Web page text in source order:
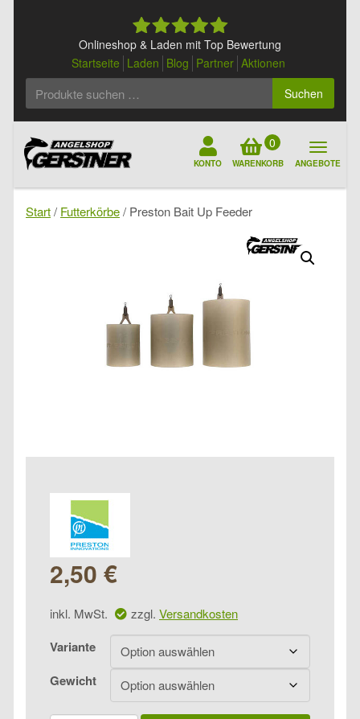
Onlineshop & Laden mit Top Bewertung
Startseite Laden Blog Partner Aktionen
Suchen
KONTO
0
WARENKORB ANGEBOTE
Start/ Futterkörbe/ Preston Bait Up Feeder
2,50 €
inkl. MwSt. zzgl. Versandkosten
Variante
Gewicht